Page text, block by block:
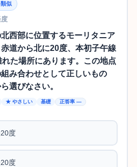
似
西部に位置するモーリタニア
道から北に20度、本初子午線
た場所にあります。この地点
み合わせとして正しいもの
選びなさい。
★ やさしい 基礎
正答率 —
度
度